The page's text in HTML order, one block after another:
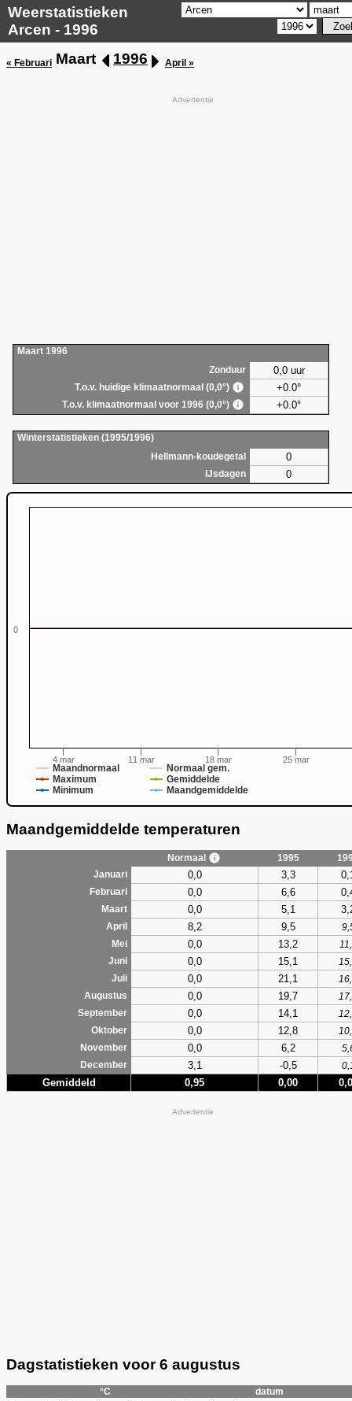
Weerstatistieken
Arcen - 1996
« Februari Maart 1996 April »
Advertentie
Maart 1996
Zonduur
0,0 uur
T.o.v. huidige klimaatnormaal (0,0°) +0.0°
T.o.v. klimaatnormaal voor 1996 (0,0°) +0.0°
Winterstatistieken (1995/1996)
Hellmann-koudegetal
0
IJsdagen 0
Maandnormaal
Normaal gem.
Maximum
Gemiddelde
Minimum
Maandgemiddelde
4 mar 11 mar 18 mar 25 mar
0
Maandgemiddelde temperaturen
Normaal 1995
Januari
0,0 3,3
Februari 0,0 6,6
Maart 0,0 5,1
April 8,2 9,5
Mei
0,0 13,2
Juni
0,0 15,1
Juli
0,0 21,1
Augustus
0,0 19,7
September
0,0 14,1
Oktober
0,0 12,8
November
0,0 6,2
December
3,1 -0,5
Gemiddeld 0,95 0,00
Advertentie
Dagstatistieken voor 6 augustus
°C datum